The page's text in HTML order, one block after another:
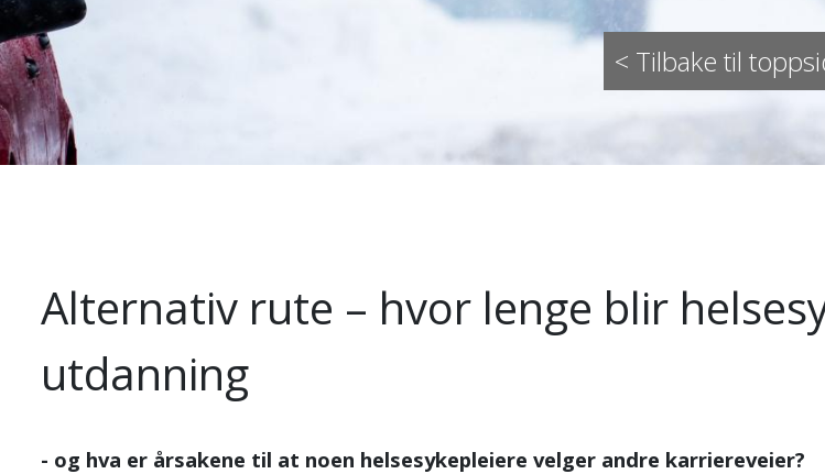
< Tilbake til
Alternativ rute – hvor lenge blir
utdanning
- og hva er årsakene til at noen helsesykepleiere velger andre karriereveier?